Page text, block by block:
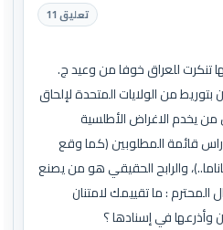
تعليق 11
تنكرت للعراق خوفا من وعيد ج.
بتوريط من الولايات المتحدة لإلحاق
يخدم الاغراض الأطلسية
راس قائمة المطلوبين (كما وقع
والرابح الحقيقي هو من يصنع
المحترم : ما تقييمك لامتنان
وأذرعها في إسنادها ؟